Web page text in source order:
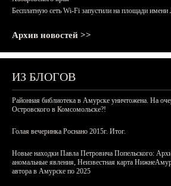
Бесплатную сеть Wi-Fi запустили на площади имени
Архив новостей >>
ИЗ БЛОГОВ
Районная библиотека в Амурске уничтожена. На
Островского в Комсомольске?!
Голая вечеринка Роснано 2015г. Итог.
Новые находки Павла Петровича Попельского:
аномальные явления, Неизвестная карта
автора в Амурске по 2025